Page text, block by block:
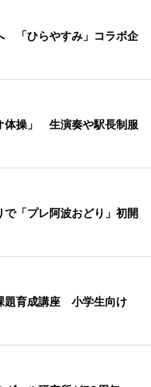
「ひらやすみ」コラボ企
体操」 生演奏や駅長制服
「プレ阿波おどり」初開
題育成講座 小学生向け